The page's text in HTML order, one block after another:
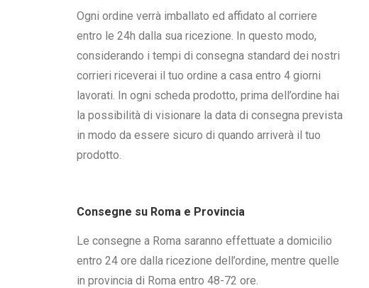
Ogni ordine verrà imballato ed affidato al corriere
entro le 24h dalla sua ricezione. In questo modo,
considerando i tempi di consegna standard dei nostri
corrieri riceverai il tuo ordine a casa entro 4 giorni
lavorati. In ogni scheda prodotto, prima dell’ordine hai
la possibilità di visionare la data di consegna prevista
in modo da essere sicuro di quando arriverà il tuo
prodotto.
Consegne su Roma e Provincia
Le consegne a Roma saranno effettuate a domicilio
entro 24 ore dalla ricezione dell’ordine, mentre quelle
in provincia di Roma entro 48-72 ore.